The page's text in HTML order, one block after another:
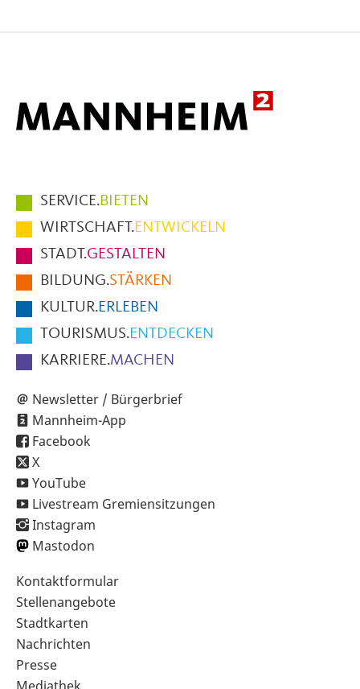
Hauptmenüpunkte
im
Fußbereich
der
Seite
SERVICE.BIETEN
WIRTSCHAFT.ENTWICKELN
STADT.GESTALTEN
BILDUNG.STÄRKEN
KULTUR.ERLEBEN
TOURISMUS.ENTDECKEN
KARRIERE.MACHEN
Newsletter / Bürgerbrief
Mannheim-App
Facebook
X
YouTube
Livestream Gremiensitzungen
Instagram
Mastodon
Sekundärnavigation
im
Fußbereich
Kontaktformular
Stellenangebote
Stadtkarten
Nachrichten
Presse